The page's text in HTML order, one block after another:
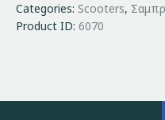
Categories: Scooters,
Product ID: 6070